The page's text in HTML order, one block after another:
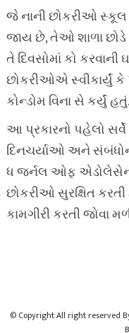
જે નાની છોકરીઓ સ્કૂલ
જાય છે, તેઓ શાળા છોડે
તે દિવસોમાં કો
છોકરીઓએ સ્વીકાર્યું
કોન્ડોમ વિના સે કર્યું હતું.
આ પ્રકારનો પહેલો
દિનચર્યાઓ અને
ધ જર્નલ ઓફ
છોકરીઓ સુરક્ષિત
કામગીરી કરતી જોવા
© Copyright All right reserved